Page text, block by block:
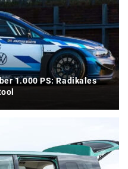
1.000 PS: Radikales